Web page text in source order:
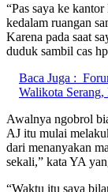
“Pas saya ke
kedalam ruangan
Karena pada saat
duduk sambil cas
Baca Juga :
Walikota
Awalnya ngobrol
AJ itu mulai
dari menanyakan
sekali,” kata YA
“Waktu itu saya